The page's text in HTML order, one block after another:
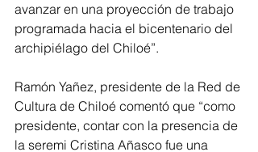
avanzar en una proyección de trabajo
programada hacia el bicentenario del
archipiélago del Chiloé”.
Ramón Yañez, presidente de la Red de
Cultura de Chiloé comentó que “como
presidente, contar con la presencia de
la seremi Cristina Añasco fue una